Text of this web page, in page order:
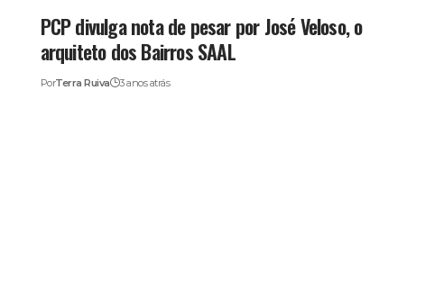
PCP divulga nota de pesar por José Veloso, o
arquiteto dos Bairros SAAL
PorTerra Ruiva 3 anos atrás